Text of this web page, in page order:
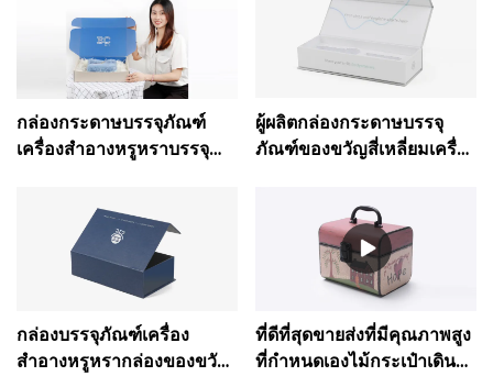
Printing
กล่องกระดาษบรรจุภัณฑ์
เครื่องสำอางหรูหราบรรจุ
ผู้ผลิตกล่องกระดาษบรรจุ
ภัณฑ์ของขวัญสี่เหลี่ยมเครื่อง
กล่องบรรจุภัณฑ์เครื่อง
สำอางหรูหรากล่องของขวัญ
ที่ดีที่สุดขายส่งที่มีคุณภาพสูง
ที่กำหนดเองไม้กระเป๋าเดิน